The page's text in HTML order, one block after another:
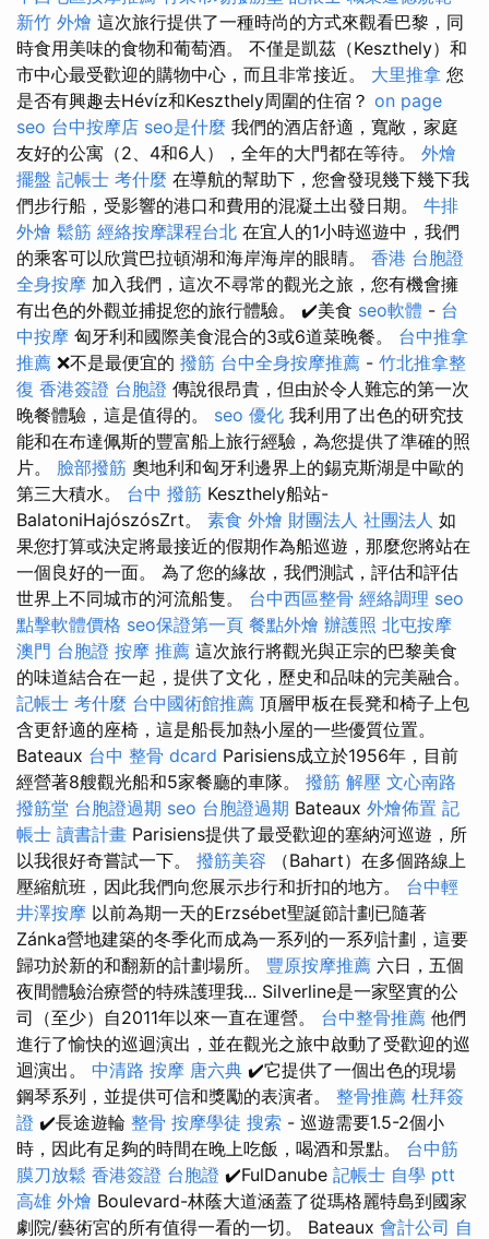
新竹 外燴 這次旅行提供了一種時尚的方式來觀看巴黎，同
時食用美味的食物和葡萄酒。 不僅是凱茲（Keszthely）和
市中心最受歡迎的購物中心，而且非常接近。 大里推拿 您
是否有興趣去Hévíz和Keszthely周圍的住宿？ on page
seo 台中按摩店 seo是什麼 我們的酒店舒適，寬敞，家庭
友好的公寓（2、4和6人），全年的大門都在等待。 外燴
擺盤 記帳士 考什麼 在導航的幫助下，您會發現幾下幾下我
們步行船，受影響的港口和費用的混凝土出發日期。 牛排
外燴 鬆筋 經絡按摩課程台北 在宜人的1小時巡遊中，我們
的乘客可以欣賞巴拉頓湖和海岸海岸的眼睛。 香港 台胞證
全身按摩 加入我們，這次不尋常的觀光之旅，您有機會擁
有出色的外觀並捕捉您的旅行體驗。 ✔️美食 seo軟體 - 台
中按摩 匈牙利和國際美食混合的3或6道菜晚餐。 台中推拿
推薦 ❌不是最便宜的 撥筋 台中全身按摩推薦 - 竹北推拿整
復 香港簽證 台胞證 傳說很昂貴，但由於令人難忘的第一次
晚餐體驗，這是值得的。 seo 優化 我利用了出色的研究技
能和在布達佩斯的豐富船上旅行經驗，為您提供了準確的照
片。 臉部撥筋 奧地利和匈牙利邊界上的錫克斯湖是中歐的
第三大積水。 台中 撥筋 Keszthely船站-
BalatoniHajószósZrt。 素食 外燴 財團法人 社團法人 如
果您打算或決定將最接近的假期作為船巡遊，那麼您將站在
一個良好的一面。 為了您的緣故，我們測試，評估和評估
世界上不同城市的河流船隻。 台中西區整骨 經絡調理 seo
點擊軟體價格 seo保證第一頁 餐點外燴 辦護照 北屯按摩
澳門 台胞證 按摩 推薦 這次旅行將觀光與正宗的巴黎美食
的味道結合在一起，提供了文化，歷史和品味的完美融合。
記帳士 考什麼 台中國術館推薦 頂層甲板在長凳和椅子上包
含更舒適的座椅，這是船長加熱小屋的一些優質位置。
Bateaux 台中 整骨 dcard Parisiens成立於1956年，目前
經營著8艘觀光船和5家餐廳的車隊。 撥筋 解壓 文心南路
撥筋堂 台胞證過期 seo 台胞證過期 Bateaux 外燴佈置 記
帳士 讀書計畫 Parisiens提供了最受歡迎的塞納河巡遊，所
以我很好奇嘗試一下。 撥筋美容 （Bahart）在多個路線上
壓縮航班，因此我們向您展示步行和折扣的地方。 台中輕
井澤按摩 以前為期一天的Erzsébet聖誕節計劃已隨著
Zánka營地建築的冬季化而成為一系列的一系列計劃，這要
歸功於新的和翻新的計劃場所。 豐原按摩推薦 六日，五個
夜間體驗治療營的特殊護理我... Silverline是一家堅實的公
司（至少）自2011年以來一直在運營。 台中整骨推薦 他們
進行了愉快的巡迴演出，並在觀光之旅中啟動了受歡迎的巡
迴演出。 中清路 按摩 唐六典 ✔️它提供了一個出色的現場
鋼琴系列，並提供可信和獎勵的表演者。 整骨推薦 杜拜簽
證 ✔️長途遊輪 整骨 按摩學徒 搜索 - 巡遊需要1.5-2個小
時，因此有足夠的時間在晚上吃飯，喝酒和景點。 台中筋
膜刀放鬆 香港簽證 台胞證 ✔️FulDanube 記帳士 自學 ptt
高雄 外燴 Boulevard-林蔭大道涵蓋了從瑪格麗特島到國家
劇院/藝術宮的所有值得一看的一切。 Bateaux 會計公司 自